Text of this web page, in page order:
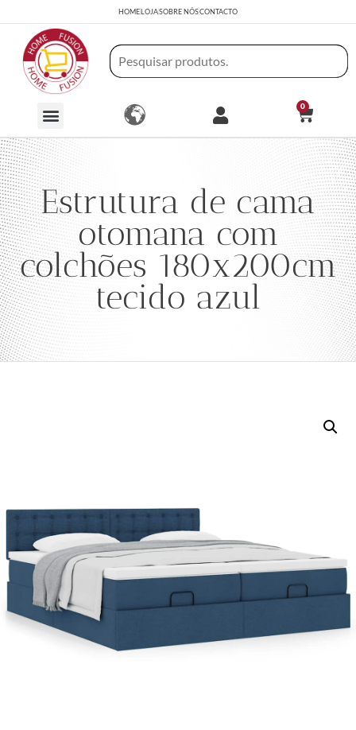
HOMELOJASOBRE NÓSCONTACTO
0
Estrutura de cama
otomana com
colchões 180x200cm
tecido azul